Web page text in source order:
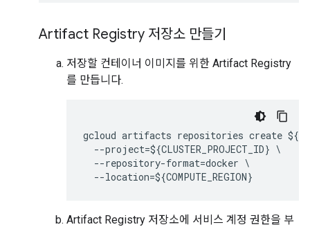
Artifact Registry 저장소 만들기
저장할 컨테이너 이미지를 위한 Artifact Registry
를 만듭니다.
gcloud artifacts repositories create
  --project=${CLUSTER_PROJECT_ID} \
  --repository-format=docker \
  --location=${COMPUTE_REGION}
Artifact Registry 저장소에 서비스 계정 권한을 부